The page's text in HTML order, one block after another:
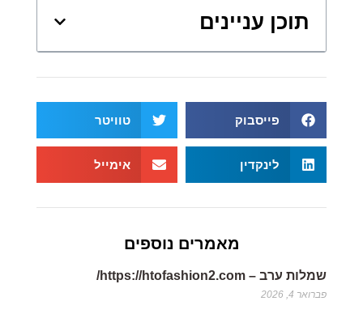
תוכן עניינים
פייסבוק טוויטר
לינקדין אימייל
מאמרים נוספים
שמלות ערב – https://htofashion2.com/
פברואר 4, 2026